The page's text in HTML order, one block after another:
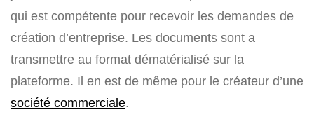
qui est compétente pour recevoir les demandes de
création d’entreprise. Les documents sont a
transmettre au format dématérialisé sur la
plateforme. Il en est de même pour le créateur d’une
société commerciale.